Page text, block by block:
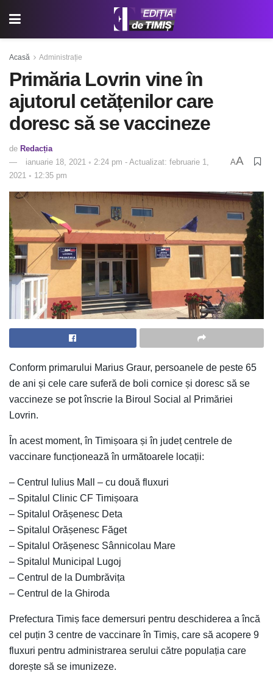
Acasă Administrație
Primăria Lovrin vine în
ajutorul cetățenilor care
doresc să se vaccineze
de Redacția
ianuarie 18, 2021 ◦ 2:24 pm - Actualizat: februarie 1,
2021 ◦ 12:35 pm
AA
Conform primarului Marius Graur, persoanele de peste 65
de ani și cele care suferă de boli cornice și doresc să se
vaccineze se pot înscrie la Biroul Social al Primăriei
Lovrin.
În acest moment, în Timișoara și în județ centrele de
vaccinare funcționează în următoarele locații:
– Centrul Iulius Mall – cu două fluxuri
– Spitalul Clinic CF Timișoara
– Spitalul Orășenesc Deta
– Spitalul Orășenesc Făget
– Spitalul Orășenesc Sânnicolau Mare
– Spitalul Municipal Lugoj
– Centrul de la Dumbrăvița
– Centrul de la Ghiroda
Prefectura Timiș face demersuri pentru deschiderea a încă
cel puțin 3 centre de vaccinare în Timiș, care să acopere 9
fluxuri pentru administrarea serului către populația care
dorește să se imunizeze.